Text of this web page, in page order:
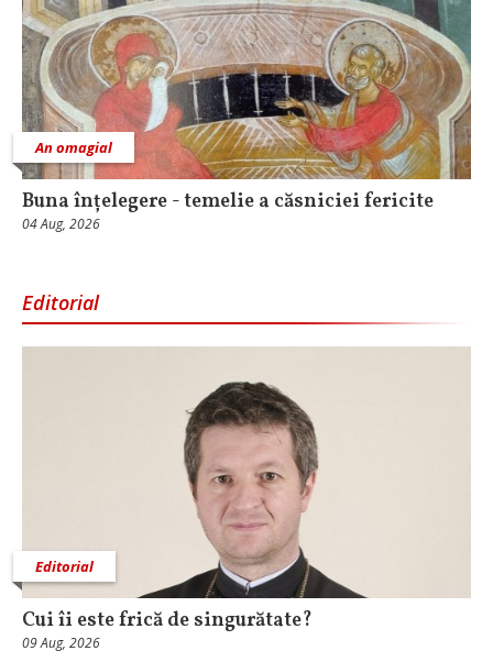
An omagial
Buna înțelegere - temelie a căsniciei fericite
04 Aug, 2026
Editorial
Editorial
Cui îi este frică de singurătate?
09 Aug, 2026